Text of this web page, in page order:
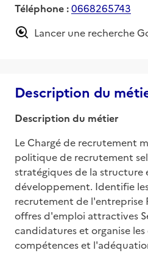
Téléphone :0668265743
Lancer une recherche
Description du
Description du métier
Le Chargé de recrutement
politique de recrutement
stratégiques de la structure
développement. Identifie
recrutement de l'entreprise
offres d'emploi attractives
candidatures et organise
compétences et